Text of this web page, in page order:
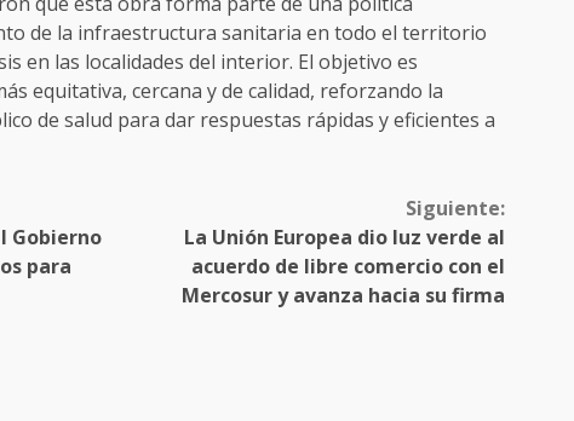
de la infraestructura sanitaria en todo el territorio
en las localidades del interior. El objetivo es
equitativa, cercana y de calidad, reforzando la
de salud para dar respuestas rápidas y eficientes a
Gobierno
para
Siguiente:
La Unión Europea dio luz verde al
acuerdo de libre comercio con el
Mercosur y avanza hacia su firma